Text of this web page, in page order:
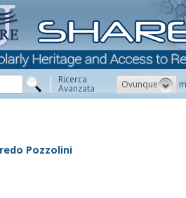
Ricerca
Avanzata Ovunque
Pozzolini